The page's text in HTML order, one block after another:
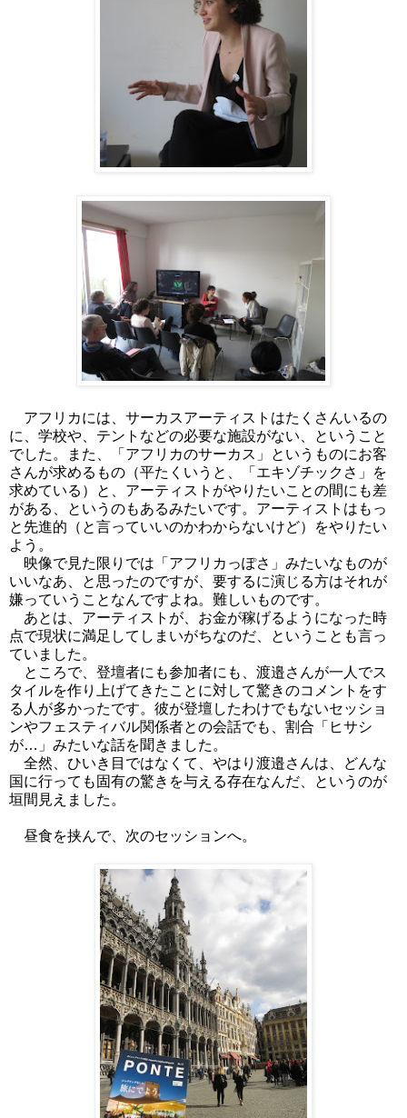
アフリカには、サーカスアーティストはたくさんいるの
に、学校や、テントなどの必要な施設がない、ということ
でした。また、「アフリカのサーカス」というものにお客
さんが求めるもの（平たくいうと、「エキゾチックさ」を
求めている）と、アーティストがやりたいことの間にも差
がある、というのもあるみたいです。アーティストはもっ
と先進的（と言っていいのかわからないけど）をやりたい
よう。
映像で見た限りでは「アフリカっぽさ」みたいなものが
いいなあ、と思ったのですが、要するに演じる方はそれが
嫌っていうことなんですよね。難しいものです。
あとは、アーティストが、お金が稼げるようになった時
点で現状に満足してしまいがちなのだ、ということも言っ
ていました。
ところで、登壇者にも参加者にも、渡邉さんが一人でス
タイルを作り上げてきたことに対して驚きのコメントをす
る人が多かったです。彼が登壇したわけでもないセッショ
ンやフェスティバル関係者との会話でも、割合「ヒサシ
が…」みたいな話を聞きました。
全然、ひいき目ではなくて、やはり渡邉さんは、どんな
国に行っても固有の驚きを与える存在なんだ、というのが
垣間見えました。
昼食を挟んで、次のセッションへ。